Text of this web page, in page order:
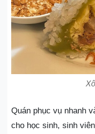
Quán phục vụ nhanh
cho học sinh, sinh